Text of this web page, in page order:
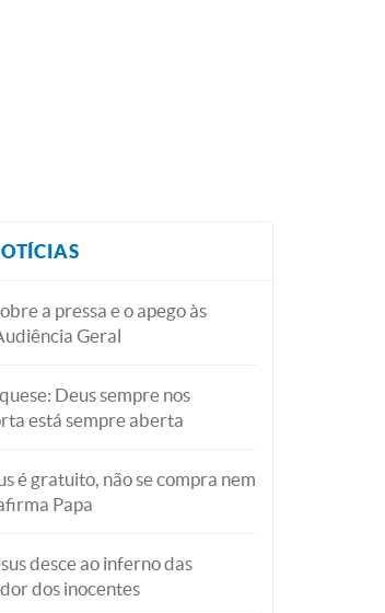
a pressa e o apego às
Geral
Deus sempre nos
está sempre aberta
é gratuito, não se compra nem
Papa
desce ao inferno das
dos inocentes